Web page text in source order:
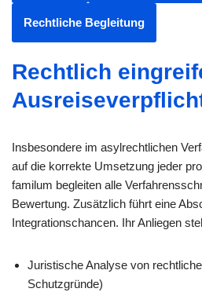
Rechtliche Begleitung
Rechtlich
Insbesondere im asylrechtlichen
auf die korrekte Umsetzung jeder
familum begleiten alle
Bewertung. Zusätzlich führt eine
Integrationschancen. Ihr Anliegen
Juristische Analyse von
Schutzgründe)